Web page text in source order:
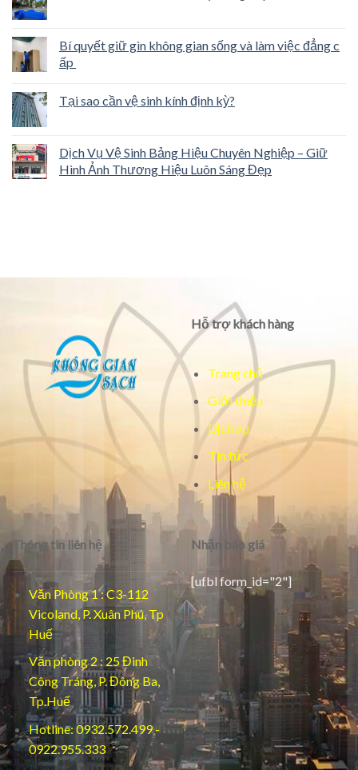
Bí quyết giữ gìn không gian sống và làm việc đẳng c
ấp
Tại sao cần vệ sinh kính định kỳ?
Dịch Vụ Vệ Sinh Bảng Hiệu Chuyên Nghiệp – Giữ
Hình Ảnh Thương Hiệu Luôn Sáng Đẹp
Hỗ trợ khách hàng
Trang chủ
Giới thiệu
Dịch vụ
Tin tức
Liên hệ
Thông tin liên hệ
Văn Phòng 1 : C3-112
Vicoland, P. Xuân Phú, Tp
Huế
Văn phòng 2 : 25 Đinh
Công Tráng, P. Đông Ba,
Tp.Huế
Hotline: 0932.572.499 -
0922.955.333
Nhận báo giá
[ufbl form_id="2"]